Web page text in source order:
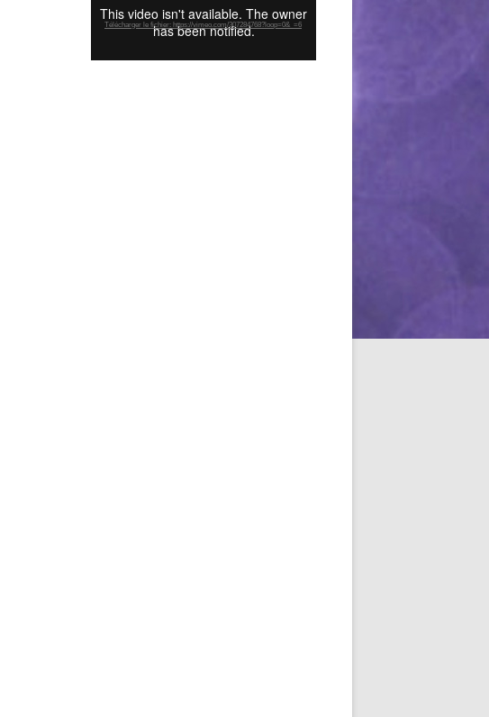
Télécharger le fichier: https://vimeo.com/307284768?loop=0&_=6